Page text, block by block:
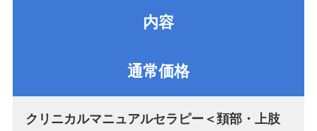
内容
通常価格
クリニカルマニュアルセラピー＜頚部・上肢